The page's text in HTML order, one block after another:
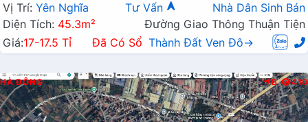
Vị Trí: Yên Nghĩa Tư Vấn
Nhà Dân Sinh Bán
Diện Tích: 45.3m²
Đường Giao Thông Thuận Tiện
Giá:17-17.5 Tỉ Đã Có Sổ Thành Đất Ven Đô→
HÀ ĐÔNG B 410